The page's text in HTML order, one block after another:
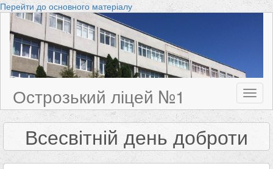
Перейти до основного матеріалу
Острозький ліцей №1
Всесвітній день доброти